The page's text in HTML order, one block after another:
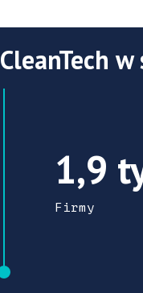
CleanTech
1,9
Firmy
W regionie